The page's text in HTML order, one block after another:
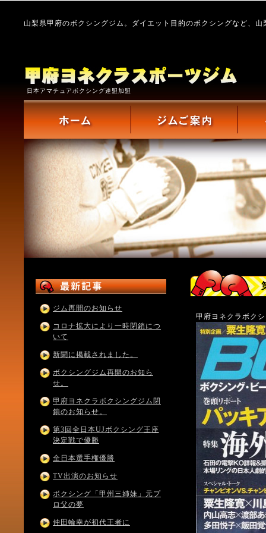
山梨県甲府のボクシングジム。ダイエット目的のボクシングなど、
日本アマチュアボクシング連盟加盟
ジム再開のお知らせ
コロナ拡大により一時閉鎖につ
いて
新聞に掲載されました。
ボクシングジム再開のお知ら
せ。
甲府ヨネクラボクシングジム閉
鎖のお知らせ。
第3回全日本UJボクシング王座
決定戦で優勝
全日本選手権優勝
TV出演のお知らせ
ボクシング「甲州三姉妹」元プ
ロ父の夢
仲田輪幸が初代王者に
甲府ヨネクラボク